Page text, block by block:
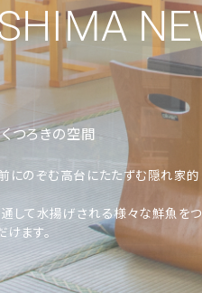
つろきの空間
にのぞむ高台にたたずむ隠れ家的
して水揚げされる様々な鮮魚をつ
ます。